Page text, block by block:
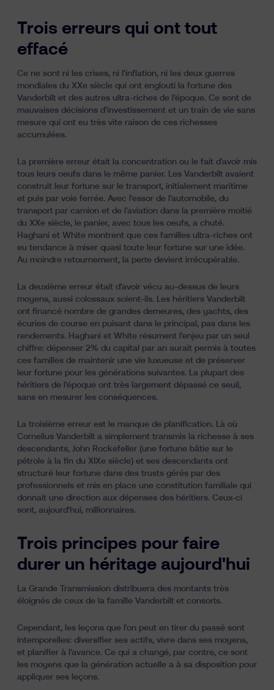
Trois erreurs qui ont tout
effacé
Ce ne sont ni les crises, ni l'inflation, ni les deux guerres
mondiales du XXe siècle qui ont englouti la fortune des
Vanderbilt et des autres ultra-riches de l'époque. Ce sont de
mauvaises décisions d'investissement et un train de vie sans
mesure qui ont eu très vite raison de ces richesses
accumulées.
La première erreur était la concentration ou le fait d'avoir mis
tous leurs oeufs dans le même panier. Les Vanderbilt avaient
construit leur fortune sur le transport, initialement maritime
et puis par voie ferrée. Avec l'essor de l'automobile, du
transport par camion et de l'aviation dans la première moitié
du XXe siècle, le panier, avec tous les oeufs, a chuté.
Haghani et White montrent que ces familles ultra-riches ont
eu tendance à miser quasi toute leur fortune sur une idée.
Au moindre retournement, la perte devient irrécupérable.
La deuxième erreur était d'avoir vécu au-dessus de leurs
moyens, aussi colossaux soient-ils. Les héritiers Vanderbilt
ont financé nombre de grandes demeures, des yachts, des
écuries de course en puisant dans le principal, pas dans les
rendements. Haghani et White résument l'enjeu par un seul
chiffre: dépenser 2% du capital par an aurait permis à toutes
ces familles de maintenir une vie luxueuse et de préserver
leur fortune pour les générations suivantes. La plupart des
héritiers de l'époque ont très largement dépassé ce seuil,
sans en mesurer les conséquences.
La troisième erreur est le manque de planification. Là où
Cornelius Vanderbilt a simplement transmis la richesse à ses
descendants, John Rockefeller (une fortune bâtie sur le
pétrole à la fin du XIXe siècle) et ses descendants ont
structuré leur fortune dans des trusts gérés par des
professionnels et mis en place une constitution familiale qui
donnait une direction aux dépenses des héritiers. Ceux-ci
sont, aujourd'hui, millionnaires.
Trois principes pour faire
durer un héritage aujourd'hui
La Grande Transmission distribuera des montants très
éloignés de ceux de la famille Vanderbilt et consorts.
Cependant, les leçons que l'on peut en tirer du passé sont
intemporelles: diversifier ses actifs, vivre dans ses moyens,
et planifier à l'avance. Ce qui a changé, par contre, ce sont
les moyens que la génération actuelle a à sa disposition pour
appliquer ses leçons.